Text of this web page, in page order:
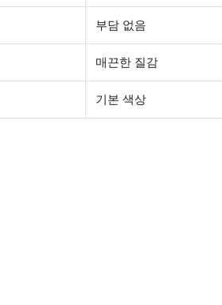
부담 없음
매끈한 질감
기본 색상